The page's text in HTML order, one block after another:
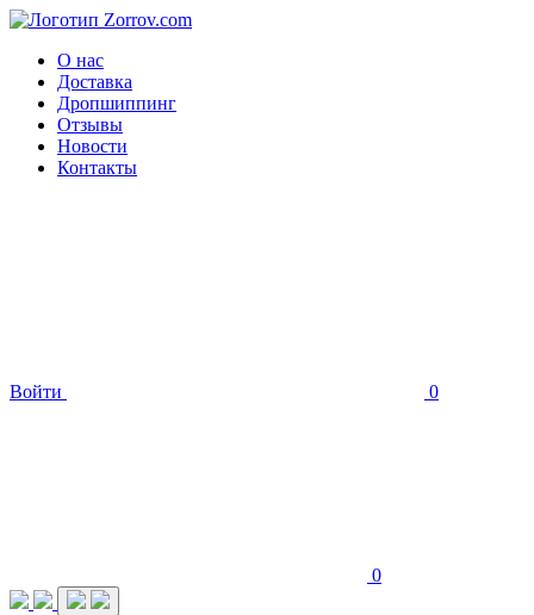
О нас
Доставка
Дропшиппинг
Отзывы
Новости
Контакты
Войти 0
0